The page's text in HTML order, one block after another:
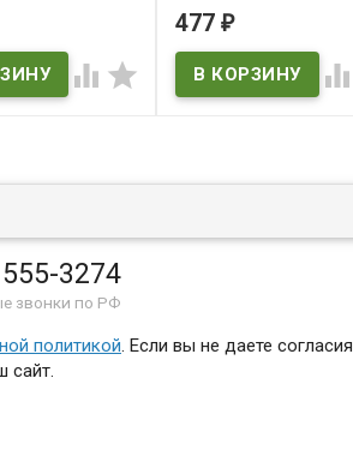
 
В наличии
477₽

3274
звонки по РФ
политикой. Если вы не даете
сайт.